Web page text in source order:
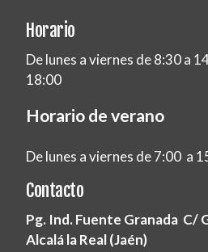
Horario
De lunes a viernes de 8:30 a
18:00
Horario de verano
De lunes a viernes de 7:00 a
Contacto
Pg. Ind. Fuente Granada C/
Alcalá la Real (Jaén)